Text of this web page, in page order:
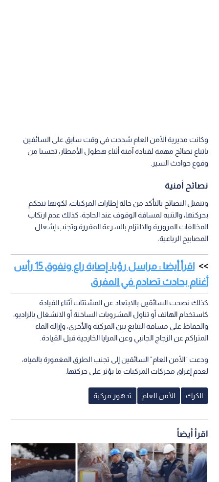
وكانت مديرية الأمن العام شددت في وقت سابق على السائقين
باتباع نصائح مهمة لقيادة آمنة أثناء هطول الأمطار، تحسبا من
وقوع حوادث السير.
نصائح أمنية
وتتمثل النصائح بالتأكد من حالة إطارات المركبات، لكونها تتحكم
بحركتها، والتنبه لمسافة الوقوف عند الحاجة، كذلك عدم ارتكاب
المخالفات المرورية والالتزام بالسرعة المقررة وتجنب إشعال
المصابيح الرباعية.
اقرأ أيضا : مراسل رؤيا: إصابة راع ونفوق 15 رأس
أغنام بحادث تصادم في المفرق
كذلك نصحت السائقين بالابتعاد عن المشتتات أثناء القيادة
كاستخدام الهاتف أو تناول المشروبات الساخنة أو الانشغال بالراديو،
والحفاظ على مسافة التتابع بين المركبة والأخرى، وإزالة الماء
المتراكم عن الزجاج الجانبي وعن المرايا الخارجية قبل القيادة.
ودعت "الأمن العام" السائقين إلى تجنب الطرق المغمورة بالمياه،
لعدم إغراق محركات المركبات ما يؤثر على حركتها.
الكرك الأمن العام تدهور مركبة
اقرأ أيضاً